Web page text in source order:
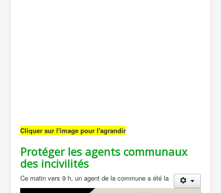
Cliquer sur l'image pour l'agrandir
Protéger les agents communaux
des incivilités
Ce matin vers 9 h, un agent de la commune a été la